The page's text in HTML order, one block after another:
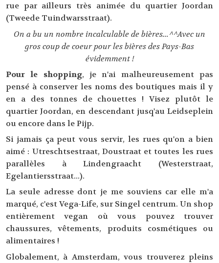
rue par ailleurs très animée du quartier Joordan
(Tweede Tuindwarsstraat).
On a bu un nombre incalculable de bières...^^Avec un
gros coup de coeur pour les bières des Pays-Bas
évidemment !
Pour le shopping, je n'ai malheureusement pas
pensé à conserver les noms des boutiques mais il y
en a des tonnes de chouettes ! Visez plutôt le
quartier Joordan, en descendant jusq'au Leidseplein
ou encore dans le Pijp.
Si jamais ça peut vous servir, les rues qu'on a bien
aimé : Utreschtsestraat, Doustraat et toutes les rues
parallèles à Lindengraacht (Westerstraat,
Egelantiersstraat...).
La seule adresse dont je me souviens car elle m'a
marqué, c'est Vega-Life, sur Singel centrum. Un shop
entièrement vegan où vous pouvez trouver
chaussures, vêtements, produits cosmétiques ou
alimentaires !
Globalement, à Amsterdam, vous trouverez pleins